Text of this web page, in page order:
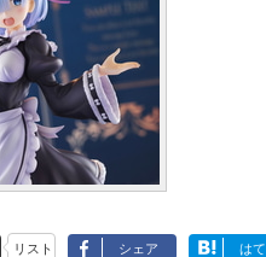
リスト シェア は